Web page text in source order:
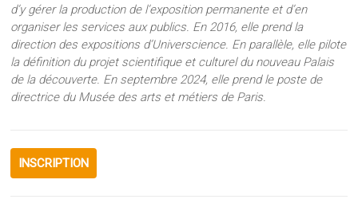
d’y gérer la production de l’exposition permanente et d’en
organiser les services aux publics. En 2016, elle prend la
direction des expositions d’Universcience. En parallèle, elle pilote
la définition du projet scientifique et culturel du nouveau Palais
de la découverte. En septembre 2024, elle prend le poste de
directrice du Musée des arts et métiers de Paris.
INSCRIPTION